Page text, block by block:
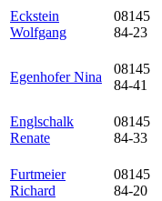
Eckstein
Wolfgang
08145
84-23
Egenhofer Nina
08145
84-41
Englschalk
Renate
08145
84-33
Furtmeier
Richard
08145
84-20